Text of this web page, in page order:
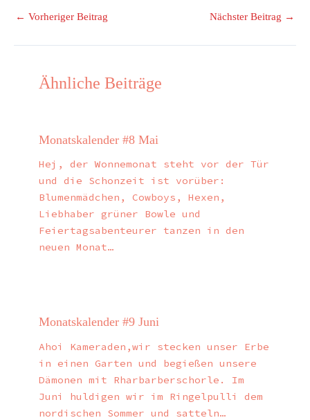
← Vorheriger Beitrag Nächster Beitrag →
Ähnliche Beiträge
Monatskalender #8 Mai
Hej, der Wonnemonat steht vor der Tür
und die Schonzeit ist vorüber:
Blumenmädchen, Cowboys, Hexen,
Liebhaber grüner Bowle und
Feiertagsabenteurer tanzen in den
neuen Monat…
Monatskalender #9 Juni
Ahoi Kameraden,wir stecken unser Erbe
in einen Garten und begießen unsere
Dämonen mit Rharbarberschorle. Im
Juni huldigen wir im Ringelpulli dem
nordischen Sommer und satteln…